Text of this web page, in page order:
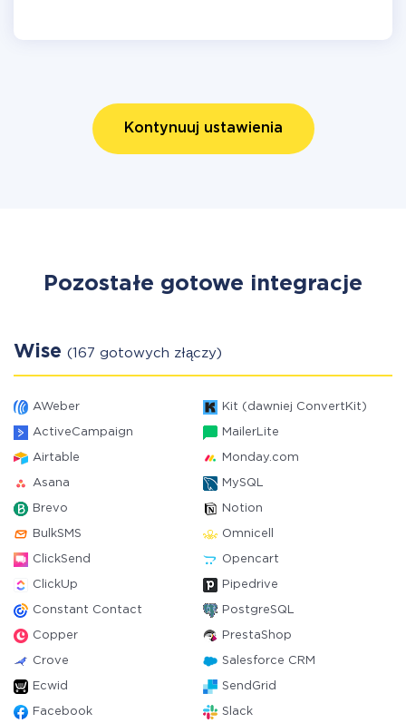
Kontynuuj ustawienia
Pozostałe gotowe integracje
Wise (167 gotowych złączy)
AWeber Kit (dawniej ConvertKit)
ActiveCampaign MailerLite
Airtable Monday.com
Asana MySQL
Brevo Notion
BulkSMS Omnicell
ClickSend Opencart
ClickUp Pipedrive
Constant Contact PostgreSQL
Copper PrestaShop
Crove Salesforce CRM
Ecwid SendGrid
Facebook Slack